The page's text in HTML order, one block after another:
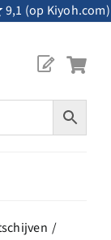
9,1 (op Kiyoh.com)